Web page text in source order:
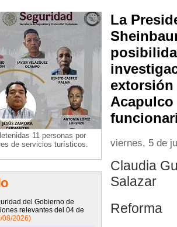
11 personas por
de servicios turísticos.
del Gobierno de
relevantes del 04 de
08/2026)
La
extorsión
Acapulco
viernes, 5 de
Claudia
Salazar
Reforma